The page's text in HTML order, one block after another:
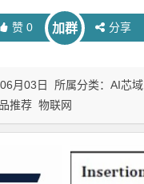
赞 0 加群 分享
月03日 所属分类：AI芯域
推荐 物联网